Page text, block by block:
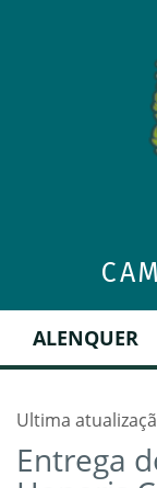
ALENQUER
Ultima
Entrega